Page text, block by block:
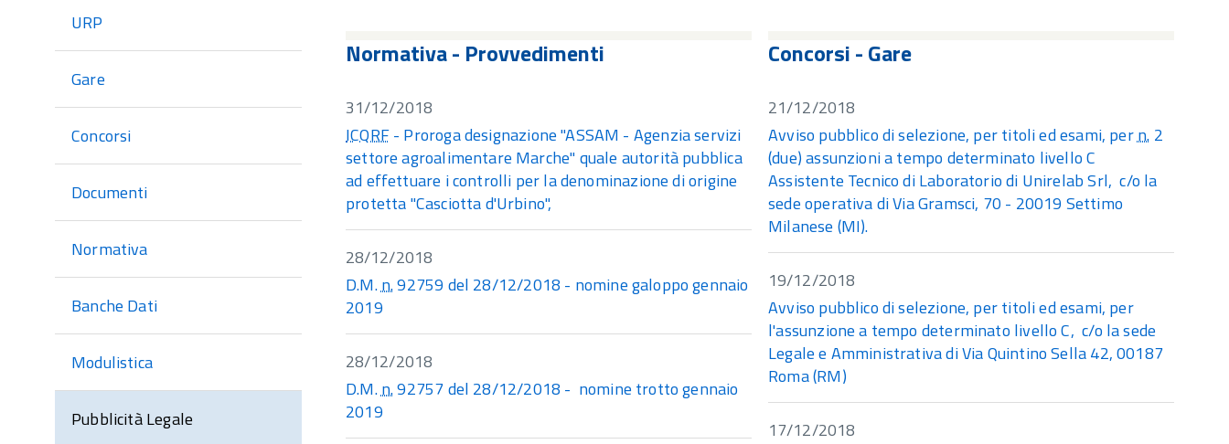
sezione
URP
Gare
Concorsi
Documenti
Normativa
Banche Dati
Modulistica
Pubblicità Legale
Normativa - Provvedimenti
31/12/2018
ICQRF- Proroga designazione "ASSAM - Agenzia servizi
settore agroalimentare Marche" quale autorità pubblica
ad effettuare i controlli per la denominazione di origine
protetta "Casciotta d'Urbino",
28/12/2018
D.M.n.92759 del 28/12/2018 - nomine galoppo gennaio
2019
28/12/2018
D.M.n.92757 del 28/12/2018 - nomine trotto gennaio
2019
Concorsi - Gare
21/12/2018
Avviso pubblico di selezione, per titoli ed esami, pern. 2
(due) assunzioni a tempo determinato livello C
Assistente Tecnico di Laboratorio di Unirelab Srl, c/o la
sede operativa di Via Gramsci, 70 - 20019 Settimo
Milanese (MI).
19/12/2018
Avviso pubblico di selezione, per titoli ed esami, per
l'assunzione a tempo determinato livello C, c/o la sede
Legale e Amministrativa di Via Quintino Sella 42, 00187
Roma (RM)
17/12/2018